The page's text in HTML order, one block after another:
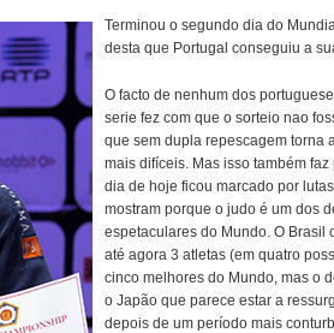
Terminou o segundo dia do
desta que Portugal conseguiu a
O facto de nenhum dos
serie fez com que o sorteio nao
que sem dupla repescagem torna
mais difíceis. Mas isso também faz
dia de hoje ficou marcado por
mostram porque o judo é um dos
espetaculares do Mundo. O Brasil
até agora 3 atletas (em quatro
cinco melhores do Mundo, mas o
o Japão que parece estar a
depois de um período mais